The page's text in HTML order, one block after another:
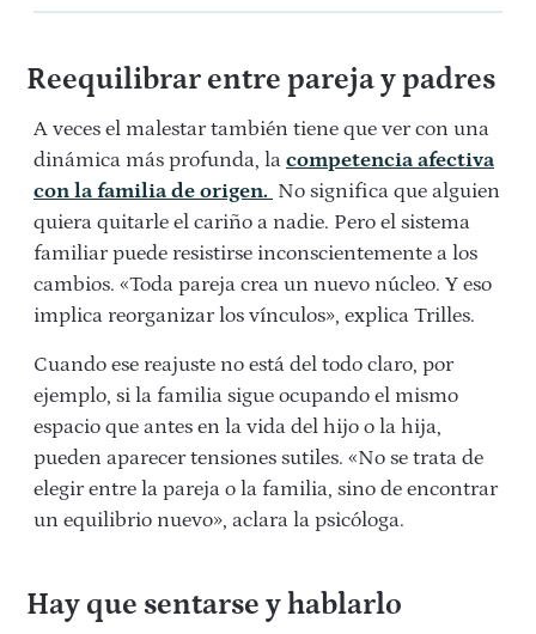
Reequilibrar entre pareja y padres
A veces el malestar también tiene que ver con una
dinámica más profunda, la competencia afectiva
con la familia de origen. No significa que alguien
quiera quitarle el cariño a nadie. Pero el sistema
familiar puede resistirse inconscientemente a los
cambios. «Toda pareja crea un nuevo núcleo. Y eso
implica reorganizar los vínculos», explica Trilles.
Cuando ese reajuste no está del todo claro, por
ejemplo, si la familia sigue ocupando el mismo
espacio que antes en la vida del hijo o la hija,
pueden aparecer tensiones sutiles. «No se trata de
elegir entre la pareja o la familia, sino de encontrar
un equilibrio nuevo», aclara la psicóloga.
Hay que sentarse y hablarlo